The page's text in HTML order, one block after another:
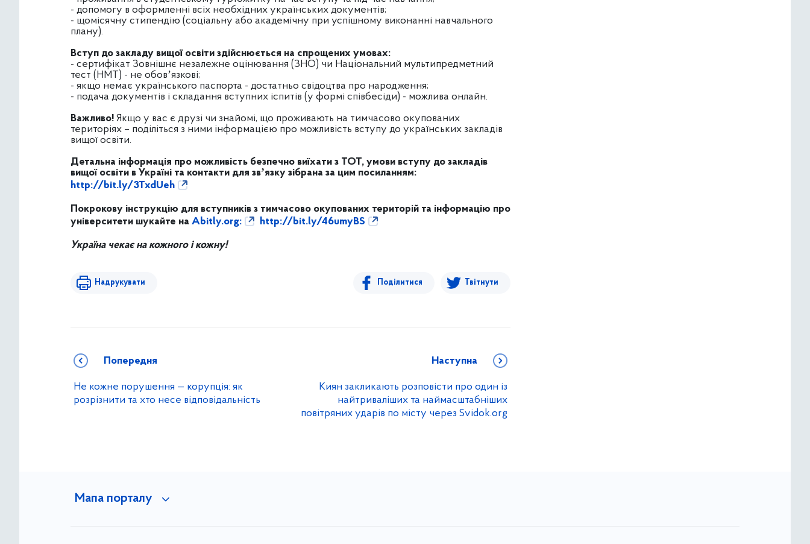
- допомогу в оформленні всіх необхідних українських документів;
- щомісячну стипендію (соціальну або академічну при успішному виконанні навчального
плану).
Вступ до закладу вищої освіти здійснюється на спрощених умовах:
- сертифікат Зовнішнє незалежне оцінювання (ЗНО) чи Національний мультипредметний
тест (НМТ) - не обовʼязкові;
- якщо немає українського паспорта - достатньо свідоцтва про народження;
- подача документів і складання вступних іспитів (у формі співбесіди) - можлива онлайн.
Важливо! Якщо у вас є друзі чи знайомі, що проживають на тимчасово окупованих
територіях – поділіться з ними інформацією про можливість вступу до українських закладів
вищої освіти.
Детальна інформація про можливість безпечно виїхати з ТОТ, умови вступу до закладів
вищої освіти в Україні та контакти для звʼязку зібрана за цим посиланням:
http://bit.ly/3TxdUeh
Покрокову інструкцію для вступників з тимчасово окупованих територій та інформацію про
університети шукайте на Abitly.org: http://bit.ly/46umyBS
Україна чекає на кожного і кожну!
Надрукувати Поділитися Твітнути
Попередня
Не кожне порушення — корупція: як
розрізнити та хто несе відповідальність
Наступна
Киян закликають розповісти про один із
найтриваліших та наймасштабніших
повітряних ударів по місту через Svidok.org
Мапа порталу